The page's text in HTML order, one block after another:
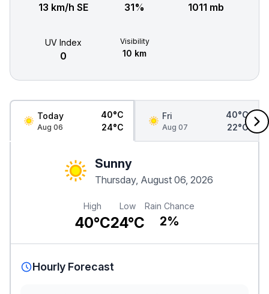
13 km/h SE 31% 1011 mb
UV Index
0
Visibility
10 km
Today
Aug 06
40°C
24°C
Fri
Aug 07
40°C
22°C
Sunny
Thursday, August 06, 2026
High
40°C
Low
24°C
Rain Chance
2%
Hourly Forecast